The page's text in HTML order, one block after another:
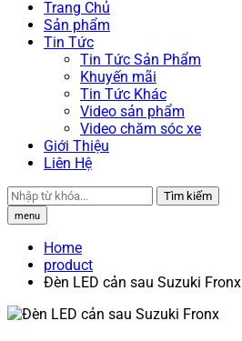
Trang Chủ
Sản phẩm
Tin Tức
Tin Tức Sản Phẩm
Khuyến mãi
Tin Tức Khác
Video sản phẩm
Video chăm sóc xe
Giới Thiệu
Liên Hệ
Tìm kiếm
menu
Home
product
Đèn LED cản sau Suzuki Fronx